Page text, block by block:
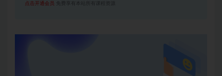
点击开通会员 免费享有本站所有课程资源